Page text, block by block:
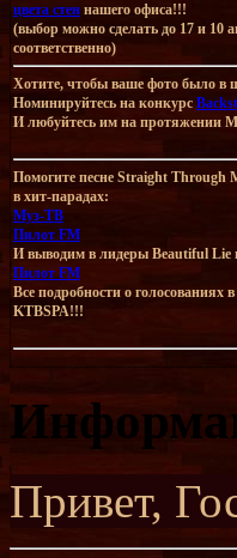
цвета стен нашего офиса!!!
(выбор можно сделать до 17 и 10
соответственно)
Хотите, чтобы ваше фото было в
Номинируйтесь на конкурс
И любуйтесь им на протяжении
Помогите песне Straight Through
в хит-парадах:
Муз-ТВ
Пилот FM
И выводим в лидеры Beautiful Lie
Пилот FM
Все подробности о голосованиях в
KTBSPA!!!
Привет,